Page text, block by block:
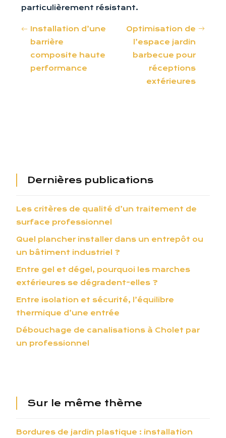
particulièrement résistant.
Installation d’une
barrière
composite haute
performance
Optimisation de
l’espace jardin
barbecue pour
réceptions
extérieures
Dernières publications
Les critères de qualité d’un traitement de
surface professionnel
Quel plancher installer dans un entrepôt ou
un bâtiment industriel ?
Entre gel et dégel, pourquoi les marches
extérieures se dégradent-elles ?
Entre isolation et sécurité, l’équilibre
thermique d’une entrée
Débouchage de canalisations à Cholet par
un professionnel
Sur le même thème
Bordures de jardin plastique : installation